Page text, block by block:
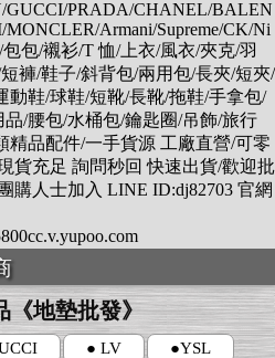
GUCCI/PRADA/CHANEL/BALEN
Armani/Supreme/CK/Ni
包/襯衫/T 恤/上衣/風衣/夾克/羽
褲/鞋子/斜背包/兩用包/長夾/短夾/
動鞋/球鞋/短靴/長靴/拖鞋/手拿包/
/腰包/水桶包/鑰匙圈/吊飾/旅行
精品配件/一手貨源 工廠直營/可零
貨充足 詢問秒回 快速出貨/歡迎批
購人士加入 LINE ID:dj82703 官網
《地墊批發》
● LV
●YSL